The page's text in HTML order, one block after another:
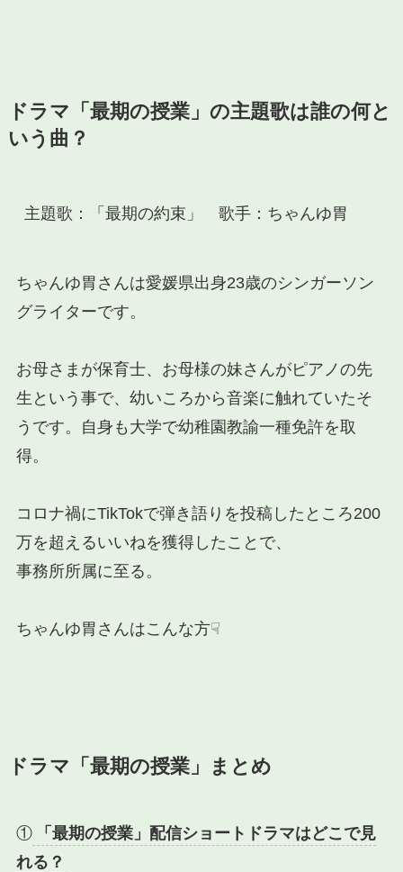
ドラマ「最期の授業」の主題歌は誰の何と
いう曲？
主題歌：「最期の約束」　歌手：ちゃんゆ胃
ちゃんゆ胃さんは愛媛県出身23歳のシンガーソン
グライターです。
お母さまが保育士、お母様の妹さんがピアノの先
生という事で、幼いころから音楽に触れていたそ
うです。自身も大学で幼稚園教諭一種免許を取
得。
コロナ禍にTikTokで弾き語りを投稿したところ200
万を超えるいいねを獲得したことで、
事務所所属に至る。
ちゃんゆ胃さんはこんな方☟
ドラマ「最期の授業」まとめ
①
「最期の授業」配信ショートドラマはどこで見
れる？